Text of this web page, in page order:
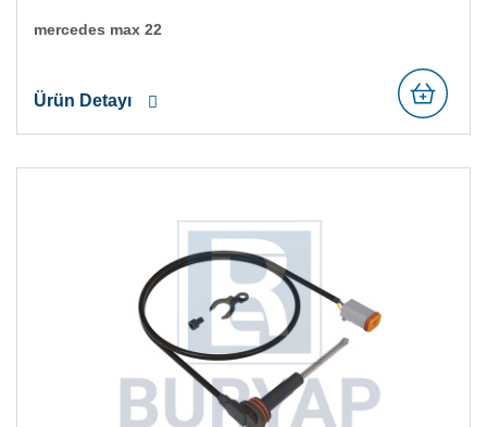
mercedes max 22
Ürün Detayı